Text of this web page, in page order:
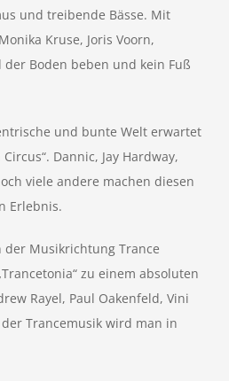
und treibende Bässe. Mit
Kruse, Joris Voorn,
Boden beben und kein Fuß
und bunte Welt erwartet
Dannic, Jay Hardway,
viele andere machen diesen
Erlebnis.
der Musikrichtung Trance
zu einem absoluten
Rayel, Paul Oakenfeld, Vini
Trancemusik wird man in